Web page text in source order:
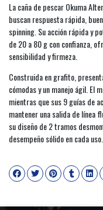
La caña de pescar Okuma
buscan respuesta rápida,
spinning. Su acción rápida y
de 20 a 80 g con confianza,
sensibilidad y firmeza.
Construida en grafito,
cómodas y un manejo ágil. El
mientras que sus 9 guías de
mantener una salida de línea
su diseño de 2 tramos
desempeño sólido en cada uso.